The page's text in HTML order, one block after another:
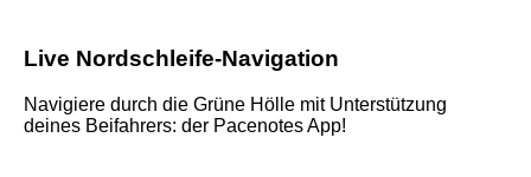
Live Nordschleife-Navigation
Navigiere durch die Grüne Hölle mit Unterstützung
deines Beifahrers: der Pacenotes App!